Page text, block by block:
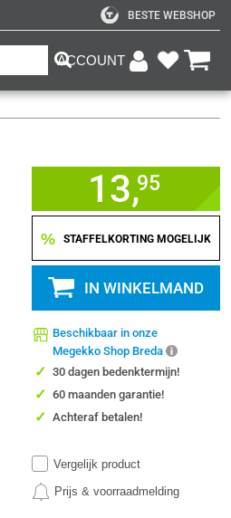
BESTE WEBSHOP
ACCOUNT
13,95
% STAFFELKORTING MOGELIJK
IN WINKELMAND
Beschikbaar in onze
Megekko Shop Breda
✓ 30 dagen bedenktermijn!
✓ 60 maanden garantie!
✓ Achteraf betalen!
Vergelijk product
Prijs & voorraadmelding